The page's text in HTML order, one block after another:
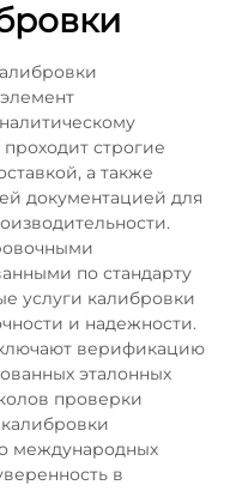
строгие
а также
документацией для
по стандарту
услуги калибровки
и надежности.
верификацию
эталонных
проверки
международных
в